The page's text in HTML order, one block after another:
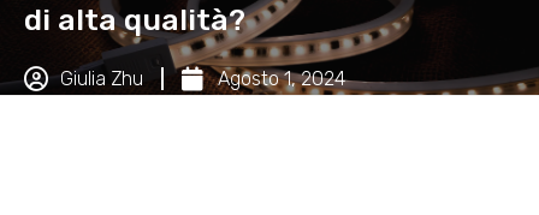
di alta qualità?
Giulia Zhu Agosto 1, 2024